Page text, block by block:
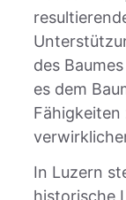
des
es dem
Fähigkeiten
In Luzern
historische